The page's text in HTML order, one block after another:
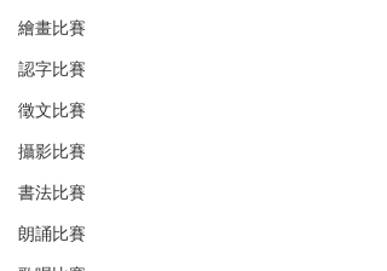
繪畫比賽
認字比賽
徵文比賽
攝影比賽
書法比賽
朗誦比賽